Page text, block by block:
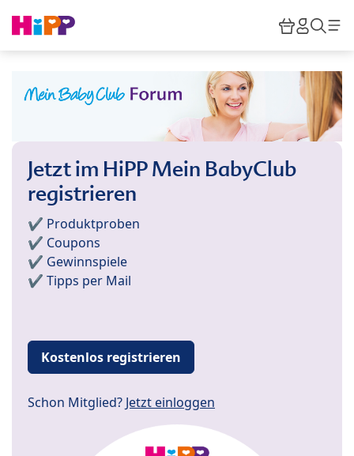
HiPP
Jetzt im HiPP Mein BabyClub
registrieren
✔️ Produktproben
✔️ Coupons
✔️ Gewinnspiele
✔️ Tipps per Mail
Kostenlos registrieren
Schon Mitglied? Jetzt einloggen